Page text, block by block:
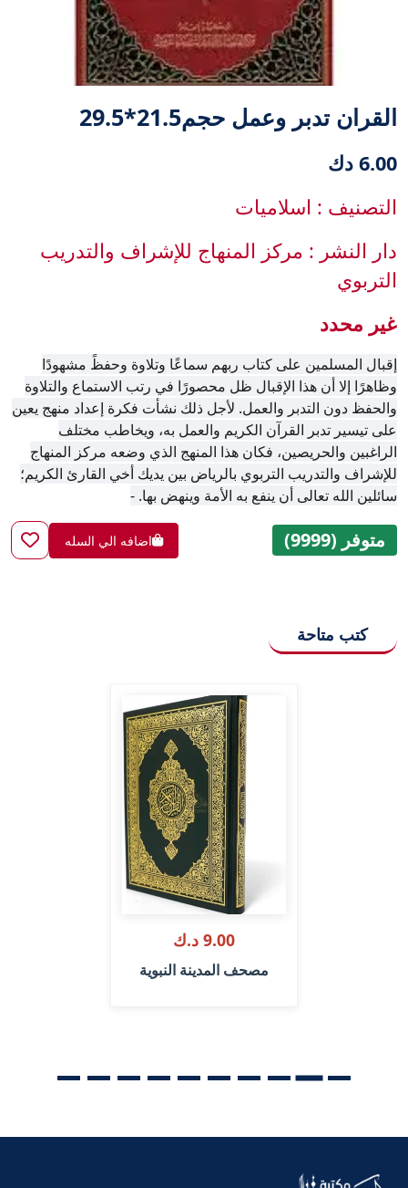
القران تدبر وعمل حجم21.5*29.5
6.00 دك
التصنيف : اسلاميات
دار النشر : مركز المنهاج للإشراف والتدريب
التربوي
غير محدد
إقبال المسلمين على كتاب ربهم سماعًا وتلاوة وحفظً مشهودًا
وظاهرًا إلا أن هذا الإقبال ظل محصورًا في رتب الاستماع والتلاوة
والحفظ دون التدبر والعمل. لأجل ذلك نشأت فكرة إعداد منهج يعين
على تيسير تدبر القرآن الكريم والعمل به، ويخاطب مختلف
الراغبين والحريصين، فكان هذا المنهج الذي وضعه مركز المنهاج
للإشراف والتدريب التربوي بالرياض بين يديك أخي القارئ الكريم؛
سائلين الله تعالى أن ينفع به الأمة وينهض بها. -
متوفر (9999) اضافه الي السله
كتب متاحة
9.00 د.ك
مصحف المدينة النبوية